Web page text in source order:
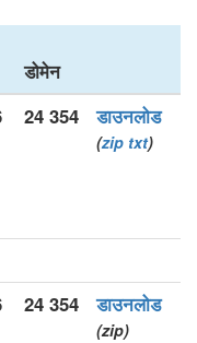
डोमेन
24 354 डाउनलोड
(zip txt)
24 354 डाउनलोड
(zip)